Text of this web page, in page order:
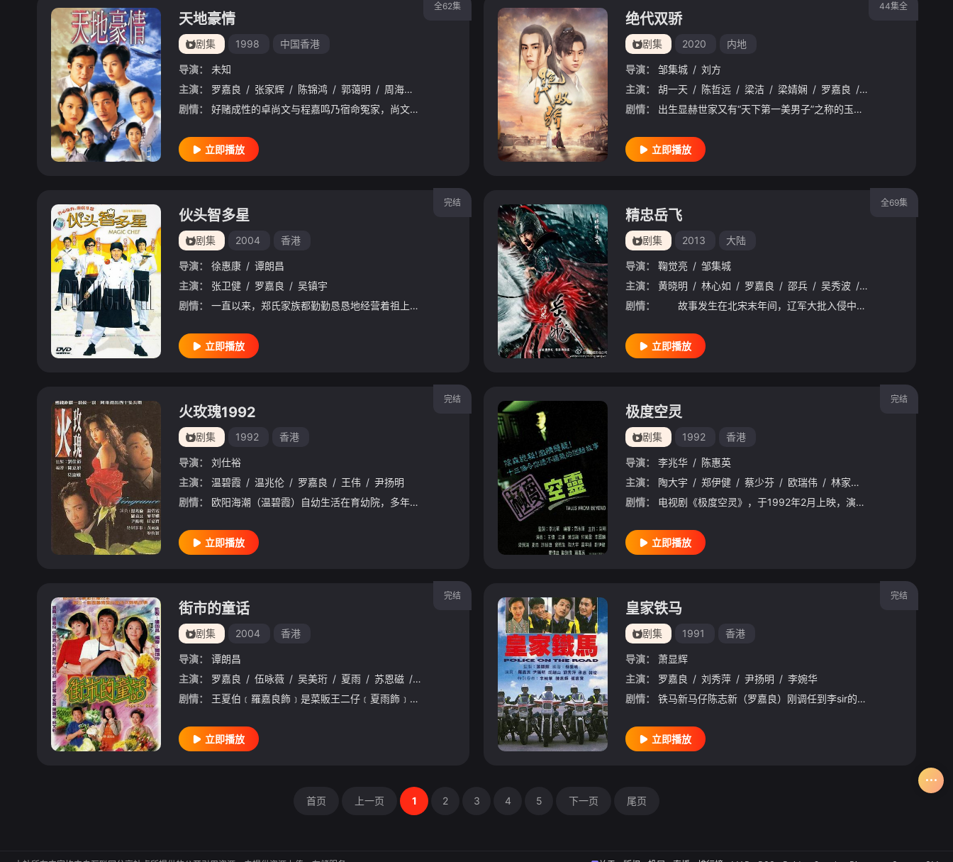
全62集
天地豪情
剧集 1998 中国香港
导演：
未知
主演：
罗嘉良 / 张家辉 / 陈锦鸿 / 郭蔼明 / 周海媚
剧情：
好赌成性的卓尚文与程嘉鸣乃宿命冤家，尚文不仅拖累嘉鸣亏掉多年积蓄，更间接令她遭未婚夫抛弃。甘量宏乃航空业巨子甘树培的独子，集万千宠爱于一身。机缘巧合下，量宏结识了程家雄，成为交心挚友。嘉鸣辗转认识了树培之弟甘树生，并结为夫妻。另一方面，量宏的真正身份在一次意外中遭揭破，原来程家雄才是树培的一脉单传！当年家雄母顾玉媚惨被树培因奸成孕，玉媚因无力抚养亲子量宏，逼得将他与孽种家雄掉包，由树培养育成人。早已习惯豪门生活的量宏为维持现有的一切，不择手段逼害家雄。家雄能否安全脱险？而量宏的奸计又会否得逞？
立即播放
44集全
绝代双骄
剧集 2020 内地
导演： 邹集城 / 刘方
主演：
胡一天 / 陈哲远 / 梁洁 / 梁婧娴 / 罗嘉良 / 毛林林
剧情：
出生显赫世家又有“天下第一美男子”之称的玉郎江枫在移花宫养伤期间，恋上婢女花月奴。大宫主邀月爱慕江枫不得，因爱生恨。花月奴即将临盆，江枫携妻出逃，路遇江湖闻风丧胆的强盗组织“十二星相”中的“司晨客”和“黑面君”阻截，月奴以移花宫的一手“移花接玉”吓走敌人，未料却动了胎气，于路边诞下双生子。镇远镖局四大镖头于太白居谈论大侠燕南天，镖头雷老大口无遮拦声称燕南天之所以名震江湖不过是因为手上有柄削铁如泥的宝剑罢了，引来酒馆中一粗狂汉子不满，当众以手中一长满铁锈的破剑砍断了雷老大的宝剑.
立即播放
完结
伙头智多星
剧集 2004 香港
导演： 徐惠康 / 谭朗昌
主演：
张卫健 / 罗嘉良 / 吴镇宇
剧情：
一直以来，郑氏家族都勤勤恳恳地经营着祖上传下来的云吞面店，慢慢地，在街坊领居之间打造了优良的口碑。随着时间的推移，老郑年岁渐长，感到有些力不从心的他想要在自己的三个儿子郑中（罗嘉良 饰）、郑发（吴
立即播放
全69集
精忠岳飞
剧集 2013 大陆
导演： 鞠觉亮 / 邹集城
主演：
黄晓明 / 林心如 / 罗嘉良 / 邵兵 / 吴秀波 / 刘诗诗
剧情：
故事发生在北宋末年间，辽军大批入侵中原，皇帝昏庸用将不当，至使败仗不断，百姓生活无靠流离失所。岳飞（黄晓明饰）在替父守孝期间，到三朝元老韩肖胄（卢映饰）府上做护院，他边教授武艺，边涉猎军事政治，师
立即播放
完结
火玫瑰1992
剧集 1992 香港
导演：
刘仕裕
主演：
温碧霞 / 温兆伦 / 罗嘉良 / 王伟 / 尹扬明
剧情：
欧阳海潮（温碧霞）自幼生活在育幼院，多年来，她的助养人Uncle Rain一直是她认知外面世界的窗口，不间断的通信令两人建立了深厚的感情，遗憾在缘悭一面。踏入社会的海潮与失散多年的母亲（罗兰）重逢
立即播放
完结
极度空灵
剧集 1992 香港
导演： 李兆华 / 陈惠英
主演：
陶大宇 / 郑伊健 / 蔡少芬 / 欧瑞伟 / 林家栋
剧情：
电视剧《极度空灵》，于1992年2月上映，演员包括陶大宇、蔡少份、蔡嘉利等，以单元剧的形式组成了完整的电视剧。 1.人鬼情 (主 演 曾航生, 何婉盈) 2.不准吸烟 (主 演 夏雨)
立即播放
完结
街市的童话
剧集 2004 香港
导演：
谭朗昌
主演：
罗嘉良 / 伍咏薇 / 吴美珩 / 夏雨 / 苏恩磁 / 李家声 / 颜国梁 / 程可为 / 白茵 陈琪 陈国邦 / 刘雅丽 / 卢庆辉 / 邓浩光
剧情：
王夏伯﹝羅嘉良飾﹞是菜販王二仔﹝夏雨飾﹞長子。自中學畢業後，他便一直替父親打理菜檔，所以對菜市場有著一份濃厚的感情。 一天，夏伯重遇兒時玩伴蘇由美﹝伍詠薇飾﹞，她的母親更在市場內經營花檔。由美一
立即播放
完结
皇家铁马
剧集 1991 香港
导演：
萧显辉
主演：
罗嘉良 / 刘秀萍 / 尹扬明 / 李婉华
剧情：
铁马新马仔陈志新（罗嘉良）刚调任到李sir的小组，但为同僚眼镜仔所排挤。新马仔因周英奇飞车撞死人案件而结识记者张紫蕙（刘秀萍），两人即坠入爱河，紫蕙大哥张锦辉（李龙基）乃计程车司机，对铁马极度憎恶
立即播放
首页 上一页 1 2 3 4 5 下一页 尾页